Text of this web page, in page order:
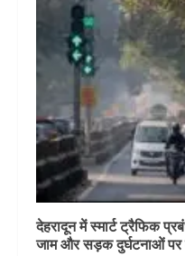
देहरादून में स्मार्ट ट्रैफिक
जाम और सड़क दुर्घटनाओं पर